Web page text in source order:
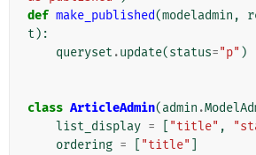
def make_published(modeladmin ,
t ):
queryset .update(status="p" )
class ArticleAdmin(admin .
list_display = "title" ,
ordering = "title"